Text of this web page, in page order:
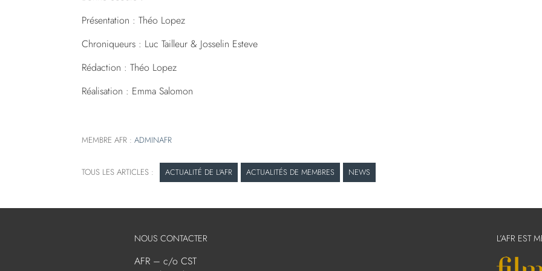
Présentation : Théo Lopez
Chroniqueurs : Luc Tailleur & Josselin Esteve
Rédaction : Théo Lopez
Réalisation : Emma Salomon
MEMBRE AFR : ADMINAFR
ACTUALITÉ DE L'AFR ACTUALITÉS DE MEMBRES NEWS
NOUS CONTACTER
AFR – c/o CST
L’AFR EST